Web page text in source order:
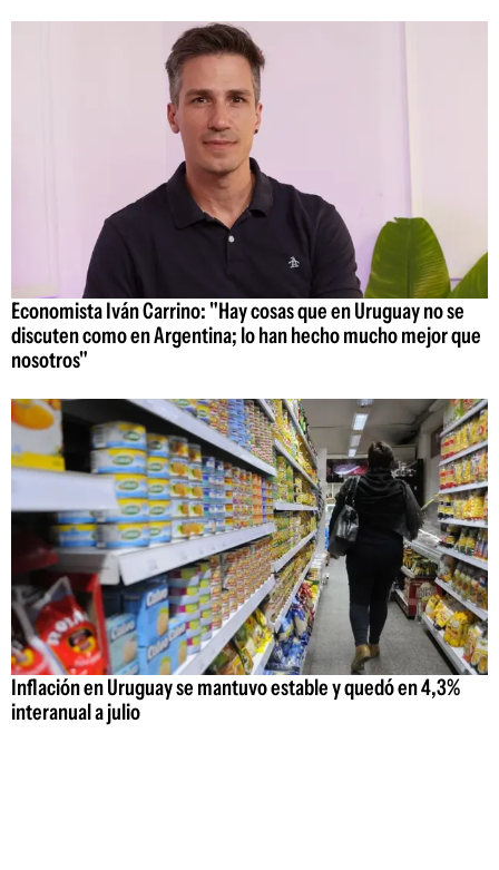
Economista Iván Carrino: "Hay cosas que en Uruguay no se
discuten como en Argentina; lo han hecho mucho mejor que
nosotros"
Inflación en Uruguay se mantuvo estable y quedó en 4,3%
interanual a julio